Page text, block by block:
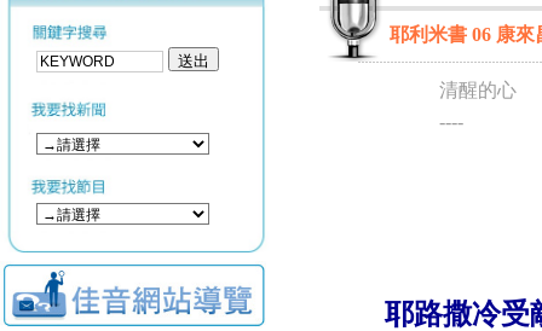
耶利米書 06 康來
清醒的心
----
耶路撒冷受